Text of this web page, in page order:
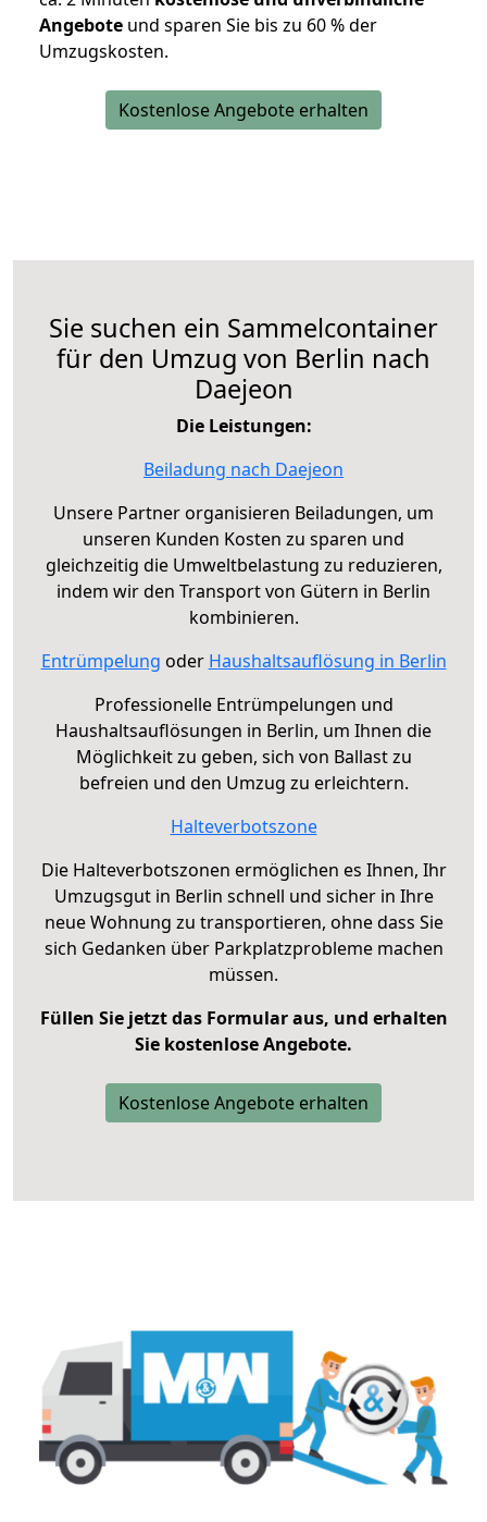
Angebote und sparen Sie bis zu 60 % der
Umzugskosten.
Kostenlose Angebote erhalten
Sie suchen ein Sammelcontainer
für den Umzug von Berlin nach
Daejeon
Die Leistungen:
Beiladung nach Daejeon
Unsere Partner organisieren Beiladungen, um
unseren Kunden Kosten zu sparen und
gleichzeitig die Umweltbelastung zu reduzieren,
indem wir den Transport von Gütern in Berlin
kombinieren.
Entrümpelung oder Haushaltsauflösung in Berlin
Professionelle Entrümpelungen und
Haushaltsauflösungen in Berlin, um Ihnen die
Möglichkeit zu geben, sich von Ballast zu
befreien und den Umzug zu erleichtern.
Halteverbotszone
Die Halteverbotszonen ermöglichen es Ihnen, Ihr
Umzugsgut in Berlin schnell und sicher in Ihre
neue Wohnung zu transportieren, ohne dass Sie
sich Gedanken über Parkplatzprobleme machen
müssen.
Füllen Sie jetzt das Formular aus, und erhalten
Sie kostenlose Angebote.
Kostenlose Angebote erhalten